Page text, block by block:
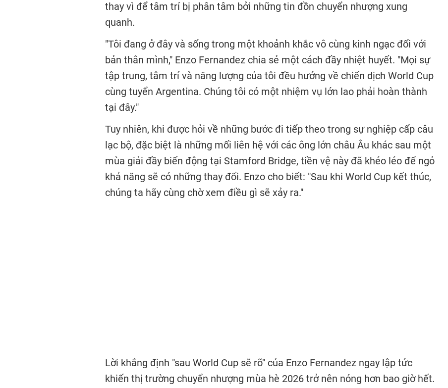
thay vì để tâm trí bị phân tâm bởi những tin đồn chuyển nhượng xung
quanh.
"Tôi đang ở đây và sống trong một khoảnh khắc vô cùng kinh ngạc đối với
bản thân mình," Enzo Fernandez chia sẻ một cách đầy nhiệt huyết. "Mọi sự
tập trung, tâm trí và năng lượng của tôi đều hướng về chiến dịch World Cup
cùng tuyển Argentina. Chúng tôi có một nhiệm vụ lớn lao phải hoàn thành
tại đây."
Tuy nhiên, khi được hỏi về những bước đi tiếp theo trong sự nghiệp cấp câu
lạc bộ, đặc biệt là những mối liên hệ với các ông lớn châu Âu khác sau một
mùa giải đầy biến động tại Stamford Bridge, tiền vệ này đã khéo léo để ngỏ
khả năng sẽ có những thay đổi. Enzo cho biết: "Sau khi World Cup kết thúc,
chúng ta hãy cùng chờ xem điều gì sẽ xảy ra."
Lời khẳng định "sau World Cup sẽ rõ" của Enzo Fernandez ngay lập tức
khiến thị trường chuyển nhượng mùa hè 2026 trở nên nóng hơn bao giờ hết.